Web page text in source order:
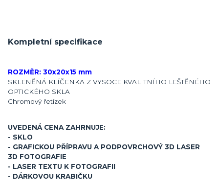
Kompletní specifikace
ROZMĚR: 30x20x15 mm
SKLENĚNÁ KLÍČENKA Z VYSOCE KVALITNÍHO LEŠTĚNÉHO
OPTICKÉHO SKLA
Chromový řetízek
UVEDENÁ CENA ZAHRNUJE:
- SKLO
- GRAFICKOU PŘÍPRAVU A PODPOVRCHOVÝ 3D LASER
3D FOTOGRAFIE
- LASER TEXTU K FOTOGRAFII
- DÁRKOVOU KRABIČKU